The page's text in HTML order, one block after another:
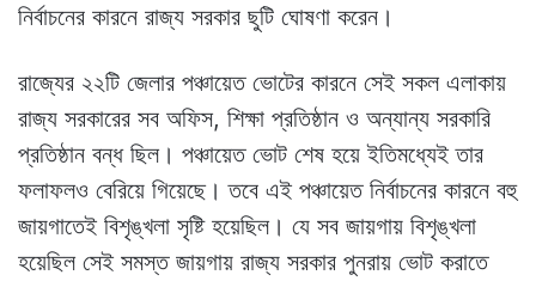
নির্বাচনের কারনে রাজ্য সরকার ছুটি ঘোষণা করেন।
রাজ্যের ২২টি জেলার পঞ্চায়েত ভোটের কারনে সেই সকল এলাকায়
রাজ্য সরকারের সব অফিস, শিক্ষা প্রতিষ্ঠান ও অন্যান্য সরকারি
প্রতিষ্ঠান বন্ধ ছিল। পঞ্চায়েত ভোট শেষ হয়ে ইতিমধ্যেই তার
ফলাফলও বেরিয়ে গিয়েছে। তবে এই পঞ্চায়েত নির্বাচনের কারনে বহু
জায়গাতেই বিশৃঙ্খলা সৃষ্টি হয়েছিল। যে সব জায়গায় বিশৃঙ্খলা
হয়েছিল সেই সমস্ত জায়গায় রাজ্য সরকার পুনরায় ভোট করাতে